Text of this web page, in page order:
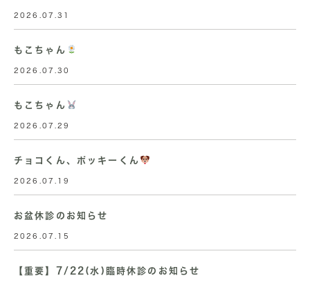
2026.07.31
もこちゃん
2026.07.30
もこちゃん
2026.07.29
チョコくん、ポッキーくん
2026.07.19
お盆休診のお知らせ
2026.07.15
【重要】7/22(水)臨時休診のお知らせ